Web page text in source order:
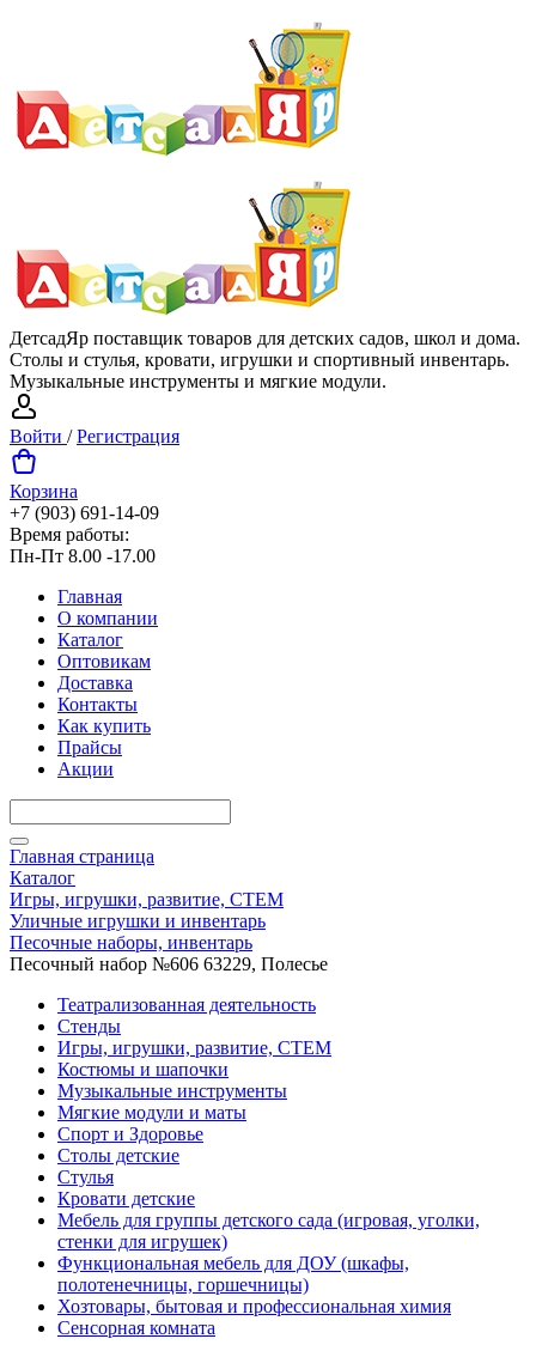
ДетсадЯр поставщик товаров для детских садов, школ и дома.
Столы и стулья, кровати, игрушки и спортивный инвентарь.
Музыкальные инструменты и мягкие модули.
Войти /Регистрация
Корзина
+7 (903) 691-14-09
Время работы:
Пн-Пт 8.00 -17.00
Главная
О компании
Каталог
Оптовикам
Доставка
Контакты
Как купить
Прайсы
Акции
Главная страница
Каталог
Игры, игрушки, развитие, СТЕМ
Уличные игрушки и инвентарь
Песочные наборы, инвентарь
Песочный набор №606 63229, Полесье
Театрализованная деятельность
Стенды
Игры, игрушки, развитие, СТЕМ
Костюмы и шапочки
Музыкальные инструменты
Мягкие модули и маты
Спорт и Здоровье
Столы детские
Стулья
Кровати детские
Мебель для группы детского сада (игровая, уголки,
стенки для игрушек)
Функциональная мебель для ДОУ (шкафы,
полотенечницы, горшечницы)
Хозтовары, бытовая и профессиональная химия
Сенсорная комната